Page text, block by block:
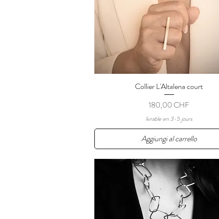
Vista rapida
Collier L'Altalena court
Prezzo
180,00 CHF
livrable en 3-5 jours
Aggiungi al carrello